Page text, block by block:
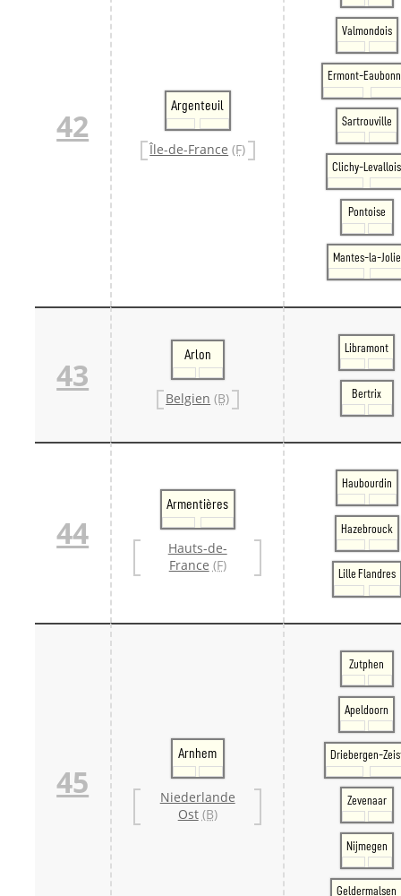
42
Argenteuil
Île-de-France (F)
Valmondois
Ermont-
Sartrouville
Clichy-Levallois
Pontoise
Mantes-la-Jolie
43
Arlon
Belgien (B)
Libramont
Bertrix
44
Armentières
Hauts-de-
France (F)
Haubourdin
Hazebrouck
Lille Flandres
45
Arnhem
Niederlande
Ost (B)
Zutphen
Apeldoorn
Driebergen-
Zevenaar
Nijmegen
Geldermalsen